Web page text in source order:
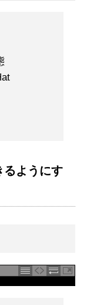
るようにす